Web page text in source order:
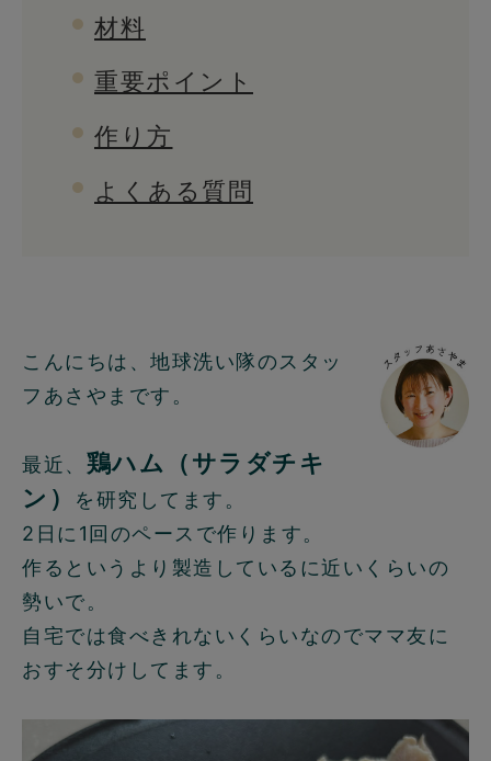
材料
重要ポイント
作り方
よくある質問
こんにちは、地球洗い隊のスタッ
フあさやまです。
最近、 鶏ハム（サラダチキ
ン）
を研究してます。
2日に1回のペースで作ります。
作るというより製造しているに近いくらいの
勢いで。
自宅では食べきれないくらいなのでママ友に
おすそ分けしてます。